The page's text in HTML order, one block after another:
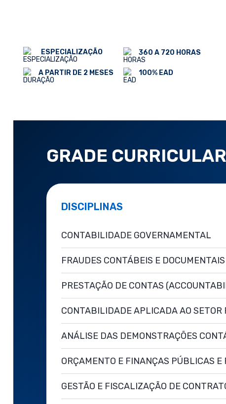
ESPECIALIZAÇÃO
A PARTIR DE 2 MESES
360 A 720 HORAS
100% EAD
GRADE
DISCIPLINAS
CONTABILIDADE GOVERNAMENTAL
FRAUDES CONTÁBEIS E DOCUMENTAIS
PRESTAÇÃO DE CONTAS
CONTABILIDADE APLICADA AO SETOR
ANÁLISE DAS DEMONSTRAÇÕES
ORÇAMENTO E FINANÇAS PÚBLICAS
GESTÃO E FISCALIZAÇÃO DE